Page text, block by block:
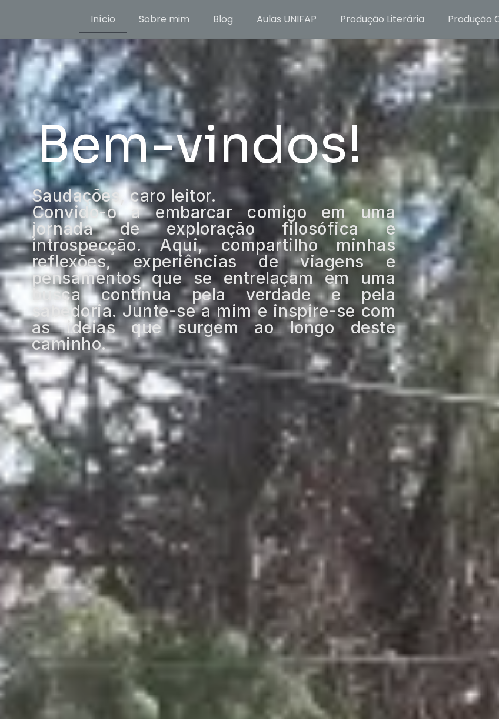
Início Sobre mim Blog Aulas UNIFAP Produção Literária Produção
Bem-vindos!
Saudações, caro leitor.
Convido-o a embarcar comigo em uma
jornada de exploração filosófica e
introspecção. Aqui, compartilho minhas
reflexões, experiências de viagens e
pensamentos que se entrelaçam em uma
busca contínua pela verdade e pela
sabedoria. Junte-se a mim e inspire-se com
as ideias que surgem ao longo deste
caminho.